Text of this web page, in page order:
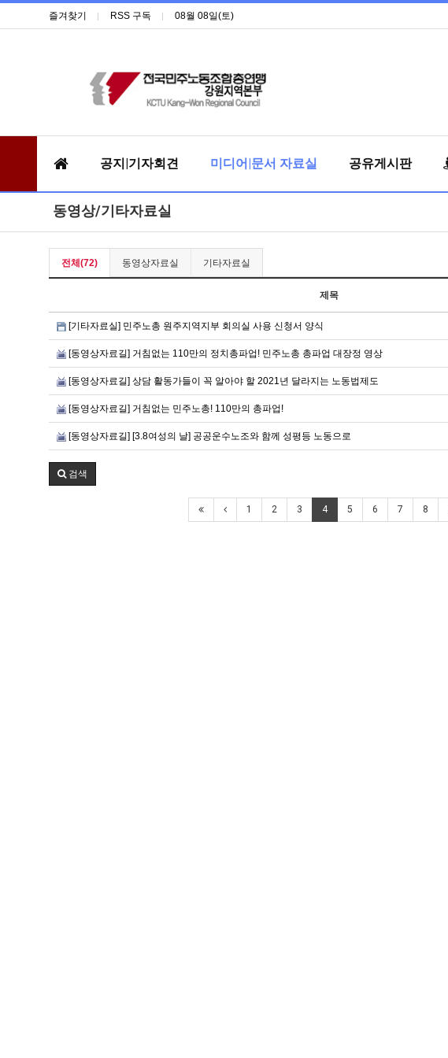
즐겨찾기 RSS 구독 08월 08일(토)
공지|기자회견 미디어|문서 자료실 공유게시판
동영상/기타자료실
전체(72) 동영상자료실 기타자료실
제목
[기타자료실] 민주노총 원주지역지부 회의실 사용 신청서 양식
[동영상자료길] 거침없는 110만의 정치총파업! 민주노총 총파업 대장정 영상
[동영상자료길] 상담 활동가들이 꼭 알아야 할 2021년 달라지는 노동법제도
[동영상자료길] 거침없는 민주노총! 110만의 총파업!
[동영상자료길] [3.8여성의 날] 공공운수노조와 함께 성평등 노동으로
검색
1 2 3 4 5 6 7 8